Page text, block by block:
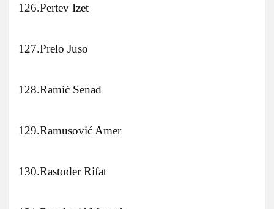
126.Pertev Izet
127.Prelo Juso
128.Ramić Senad
129.Ramusović Amer
130.Rastoder Rifat